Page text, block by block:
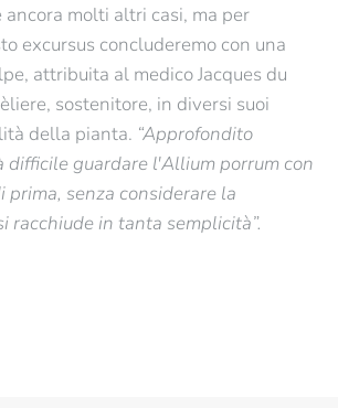
molti altri casi, ma per
excursus concluderemo con una
attribuita al medico Jacques du
sostenitore, in diversi suoi
della pianta. “Approfondito
difficile guardare l'Allium porrum con
prima, senza considerare la
racchiude in tanta semplicità”.